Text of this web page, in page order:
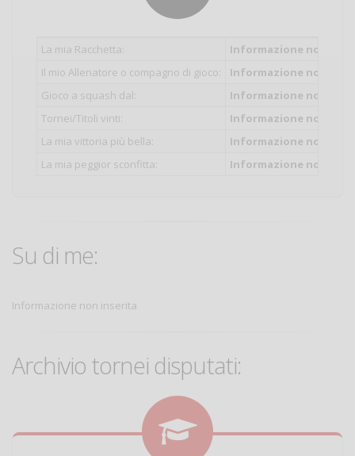
La mia Racchetta:
Informazione non
Il mio Allenatore o compagno di gioco:
Informazione non
Gioco a squash dal:
Informazione non
Tornei/Titoli vinti:
Informazione non
La mia vittoria più bella:
Informazione non
La mia peggior sconfitta:
Informazione non
Su di me:
Informazione non inserita
Archivio tornei disputati: